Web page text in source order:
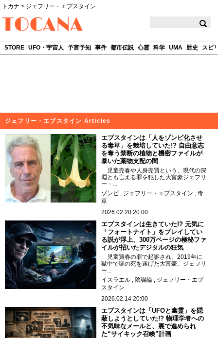
トカナ > ジェフリー・エプスタイン
STORE UFO・宇宙人 予言予知 事件 都市伝説 心霊 科学 UMA 歴史 スピ
ジェフリー・エプスタイン Articles
エプスタインは「人をゾンビ化させ
る毒草」を栽培していた!? 自由意志
を奪う禁断の植物と機密ファイルが
暴いた薬物支配の闇
児童売春や人身売買という、現代の深
淵とも言える罪を犯した大富豪ジェフリ
ー・...
ゾンビ
ジェフリー・エプスタイン
毒
草
2026.02.20 20:00
エプスタインは生きていた!? 元気に
「フォートナイト」をプレイしてい
る説が浮上、300万ページの極秘ファ
イルが招いたデジタルの狂気
児童買春の罪で起訴され、2019年に
獄中で謎の死を遂げた大富豪、ジェフリ
ー...
イスラエル
陰謀論
ジェフリー・エプ
スタイン
2026.02.14 20:00
エプスタインは「UFOと幽霊」を隠
蔽しようとしていた!? 物理学者への
不気味なメールと、裏で進められ
た“サイキック召喚”計画